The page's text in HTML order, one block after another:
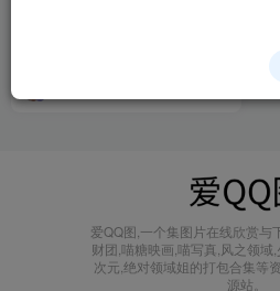
爱QQ图,一个集图片在线欣赏与
财团,喵糖映画,喵写真,风之领域
次元,绝对领域姐的打包合集等
源站。